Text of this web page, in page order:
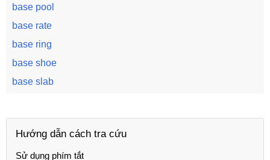
base pool
base rate
base ring
base shoe
base slab
Hướng dẫn cách tra cứu
Sử dụng phím tắt